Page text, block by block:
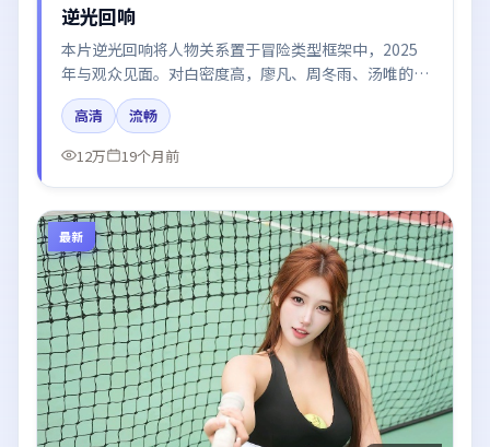
逆光回响
本片逆光回响将人物关系置于冒险类型框架中，2025
年与观众见面。对白密度高，廖凡、周冬雨、汤唯的台
词节奏值得关注；整体气质偏英国都市与冷色调摄影。
高清
流畅
12万
19个月前
最新